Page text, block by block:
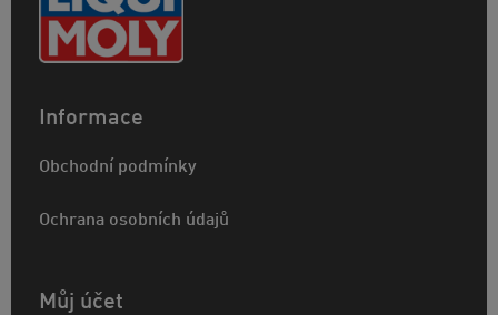
Informace
Obchodní podmínky
Ochrana osobních údajů
Můj účet